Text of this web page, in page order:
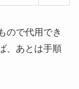
ので代用でき
、あとは手順